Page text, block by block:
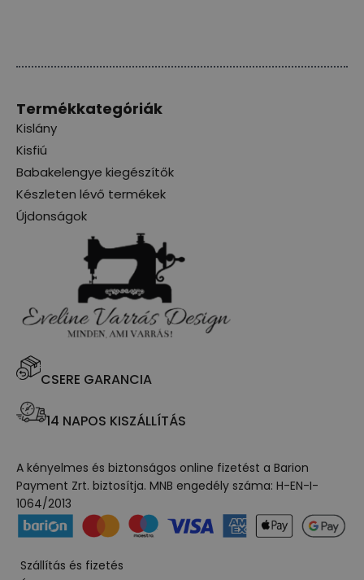
Termékkategóriák
Kislány
Kisfiú
Babakelengye kiegészítők
Készleten lévő termékek
Újdonságok
CSERE GARANCIA
14 NAPOS KISZÁLLÍTÁS
A kényelmes és biztonságos online fizetést a Barion
Payment Zrt. biztosítja. MNB engedély száma: H-EN-I-
1064/2013
Szállítás és fizetés